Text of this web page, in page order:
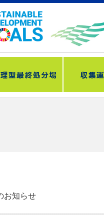
お知らせ